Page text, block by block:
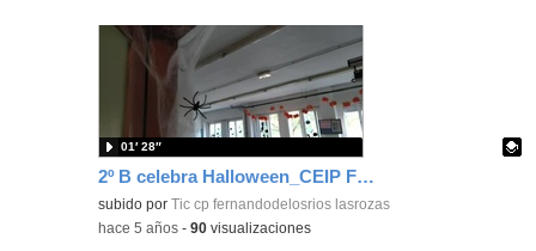
2º B celebra Halloween_CEIP FDLR_Las Rozas
Contenido educativo.
subido por Tic cp fernandodelosrios lasrozas
01′ 28″
-hace 5 años -90 visualizaciones